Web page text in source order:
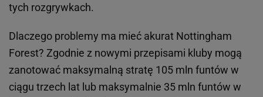
tych rozgrywkach.
Dlaczego problemy ma mieć akurat Nottingham
Forest? Zgodnie z nowymi przepisami kluby mogą
zanotować maksymalną stratę 105 mln funtów w
ciągu trzech lat lub maksymalnie 35 mln funtów w